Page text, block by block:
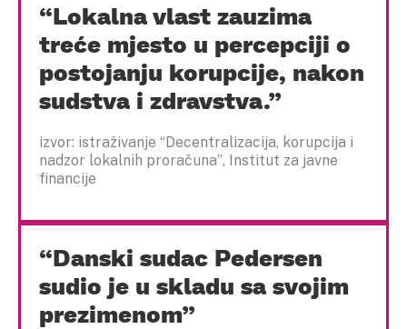
“Lokalna vlast zauzima
treće mjesto u percepciji o
postojanju korupcije, nakon
sudstva i zdravstva.”
izvor: istraživanje “Decentralizacija, korupcija i
nadzor lokalnih proračuna”, Institut za javne
financije
“Danski sudac Pedersen
sudio je u skladu sa svojim
prezimenom”